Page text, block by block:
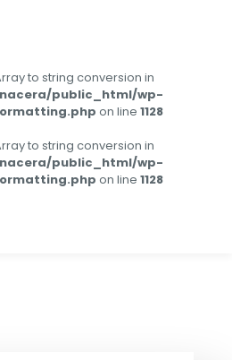
to string conversion in
public_html/wp-
on line 1128
to string conversion in
public_html/wp-
on line 1128